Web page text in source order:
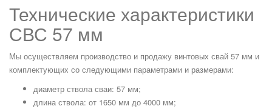
Технические характеристики
СВС 57 мм
Мы осуществляем производство и продажу винтовых свай 57 мм и
комплектующих со следующими параметрами и размерами:
диаметр ствола сваи: 57 мм;
длина ствола: от 1650 мм до 4000 мм;